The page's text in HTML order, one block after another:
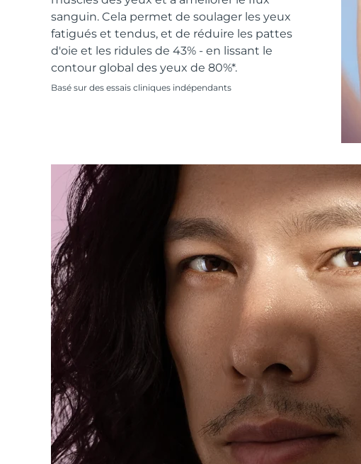
sanguin. Cela permet de soulager les yeux
fatigués et tendus, et de réduire les pattes
d'oie et les ridules de 43% - en lissant le
contour global des yeux de 80%*.
Basé sur des essais cliniques indépendants
All acne treatment devices
All revitalizing eye massagers
Soins de la peau KIWI™
Advanced pore care essentials
Serum
For healthy hair
issa™ Teeth Whitening Gel
18% PAP
Cosmétiques
Hommes
FOREO APP
À PROPROS